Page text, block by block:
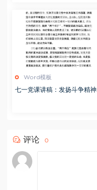
Word模板
七一党课讲稿：发扬斗争精神
评论 0